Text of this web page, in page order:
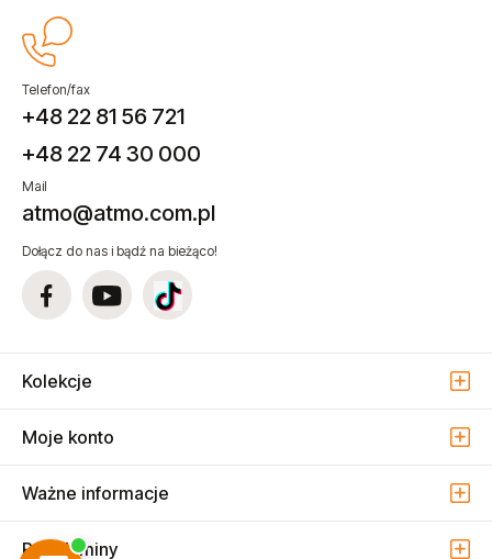
Telefon/fax
+48 22 81 56 721
+48 22 74 30 000
Mail
atmo@atmo.com.pl
Dołącz do nas i bądź na bieżąco!
Kolekcje
Moje konto
Ważne informacje
Regulaminy